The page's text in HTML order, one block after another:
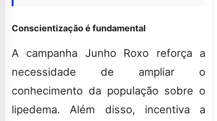
Conscientização é fundamental
A campanha Junho Roxo reforça a
necessidade de ampliar o
conhecimento da população sobre o
lipedema. Além disso, incentiva a